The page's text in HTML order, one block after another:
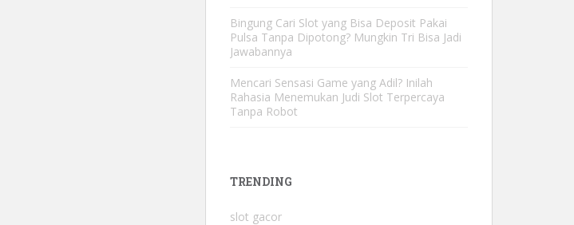
Bingung Cari Slot yang Bisa Deposit Pakai
Pulsa Tanpa Dipotong? Mungkin Tri Bisa Jadi
Jawabannya
Mencari Sensasi Game yang Adil? Inilah
Rahasia Menemukan Judi Slot Terpercaya
Tanpa Robot
TRENDING
slot gacor